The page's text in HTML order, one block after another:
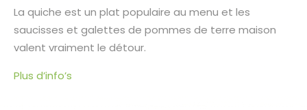
La quiche est un plat populaire au menu et les
saucisses et galettes de pommes de terre maison
valent vraiment le détour.
Plus d’info’s